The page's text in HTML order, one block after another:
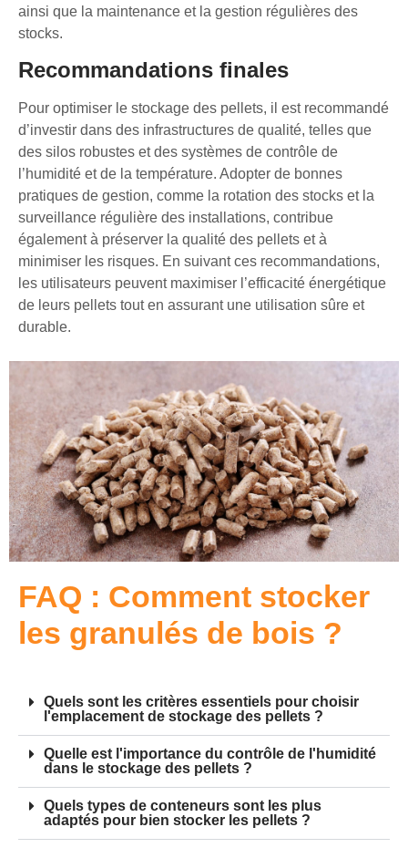
ainsi que la maintenance et la gestion régulières des
stocks.
Recommandations finales
Pour optimiser le stockage des pellets, il est recommandé
d’investir dans des infrastructures de qualité, telles que
des silos robustes et des systèmes de contrôle de
l’humidité et de la température. Adopter de bonnes
pratiques de gestion, comme la rotation des stocks et la
surveillance régulière des installations, contribue
également à préserver la qualité des pellets et à
minimiser les risques. En suivant ces recommandations,
les utilisateurs peuvent maximiser l’efficacité énergétique
de leurs pellets tout en assurant une utilisation sûre et
durable.
FAQ : Comment stocker
les granulés de bois ?
Quels sont les critères essentiels pour choisir
l'emplacement de stockage des pellets ?
Quelle est l'importance du contrôle de l'humidité
dans le stockage des pellets ?
Quels types de conteneurs sont les plus
adaptés pour bien stocker les pellets ?